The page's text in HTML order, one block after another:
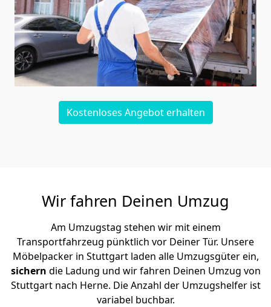
Kostenloses Angebot erhalten
Wir fahren Deinen Umzug
Am Umzugstag stehen wir mit einem
Transportfahrzeug pünktlich vor Deiner Tür. Unsere
Möbelpacker in Stuttgart laden alle Umzugsgüter ein,
sichern die Ladung und wir fahren Deinen Umzug von
Stuttgart nach Herne. Die Anzahl der Umzugshelfer ist
variabel buchbar.